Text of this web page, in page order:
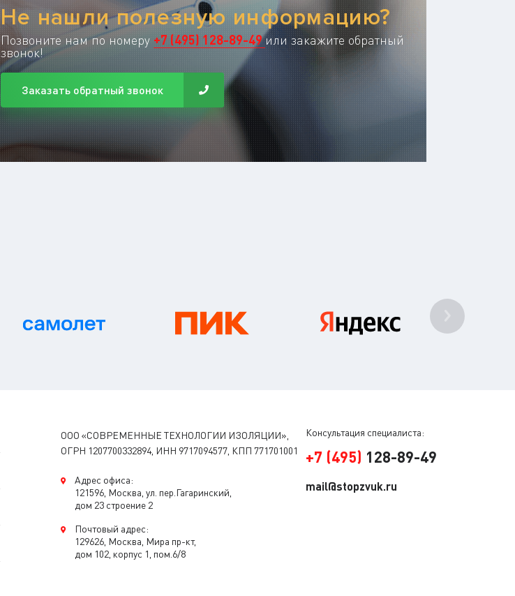
Не нашли полезную информацию?
Позвоните нам по номеру +7 (495) 128-89-49или закажите обратный
звонок!
Заказать обратный звонок
ООО «СОВРЕМЕННЫЕ ТЕХНОЛОГИИ ИЗОЛЯЦИИ»,
ОГРН 1207700332894, ИНН 9717094577, КПП 771701001
Адрес офиса:
121596, Москва, ул. пер.Гагаринский,
дом 23 строение 2
Почтовый адрес:
129626, Москва, Мира пр-кт,
дом 102, корпус 1, пом.6/8
Консультация специалиста:
+7 (495) 128-89-49
mail@stopzvuk.ru